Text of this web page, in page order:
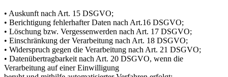
• Auskunft nach Art. 15 DSGVO;
• Berichtigung fehlerhafter Daten nach Art.16 DSGVO;
• Löschung bzw. Vergessenwerden nach Art. 17 DSGVO;
• Einschränkung der Verarbeitung nach Art. 18 DSGVO;
• Widerspruch gegen die Verarbeitung nach Art. 21 DSGVO;
• Datenübertragbarkeit nach Art. 20 DSGVO, wenn die
Verarbeitung auf einer Einwilligung